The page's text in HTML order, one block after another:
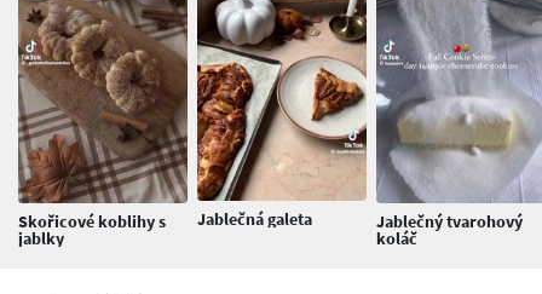
Skořicové koblihy s
jablky
Jablečná galeta Jablečný tvarohový
koláč